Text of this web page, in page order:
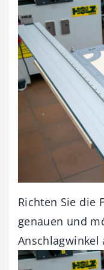
Richten Sie die
genauen und
Anschlagwinkel